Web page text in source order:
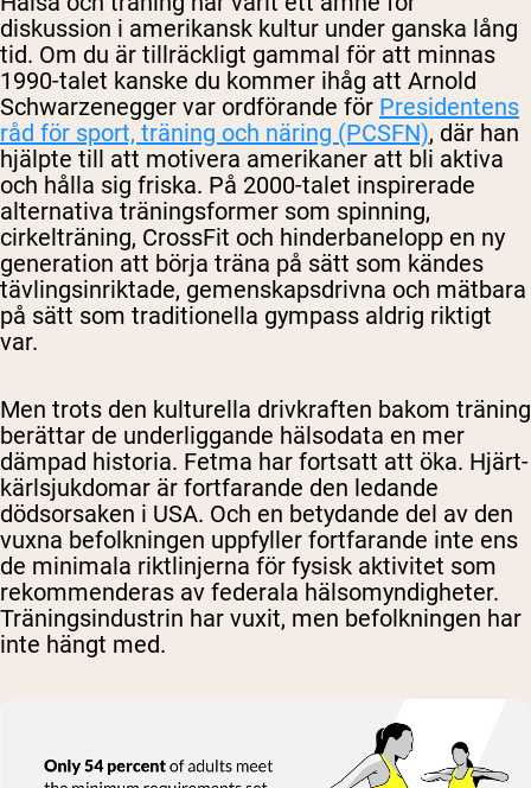
diskussion i amerikansk kultur under ganska lång
tid. Om du är tillräckligt gammal för att minnas
1990-talet kanske du kommer ihåg att Arnold
Schwarzenegger var ordförande för Presidentens
råd för sport, träning och näring (PCSFN), där han
hjälpte till att motivera amerikaner att bli aktiva
och hålla sig friska. På 2000-talet inspirerade
alternativa träningsformer som spinning,
cirkelträning, CrossFit och hinderbanelopp en ny
generation att börja träna på sätt som kändes
tävlingsinriktade, gemenskapsdrivna och mätbara
på sätt som traditionella gympass aldrig riktigt
var.
Men trots den kulturella drivkraften bakom träning
berättar de underliggande hälsodata en mer
dämpad historia. Fetma har fortsatt att öka. Hjärt-
kärlsjukdomar är fortfarande den ledande
dödsorsaken i USA. Och en betydande del av den
vuxna befolkningen uppfyller fortfarande inte ens
de minimala riktlinjerna för fysisk aktivitet som
rekommenderas av federala hälsomyndigheter.
Träningsindustrin har vuxit, men befolkningen har
inte hängt med.